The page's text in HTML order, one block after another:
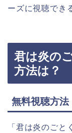
ーズに視聴でき
君は炎の
方法は？
無料視聴方法
「君は炎のごと